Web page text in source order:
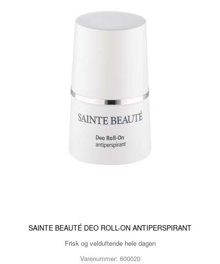
SAINTE BEAUTÉ DEO ROLL-ON ANTIPERSPIRANT
Frisk og velduftende hele dagen
Varenummer: 600020